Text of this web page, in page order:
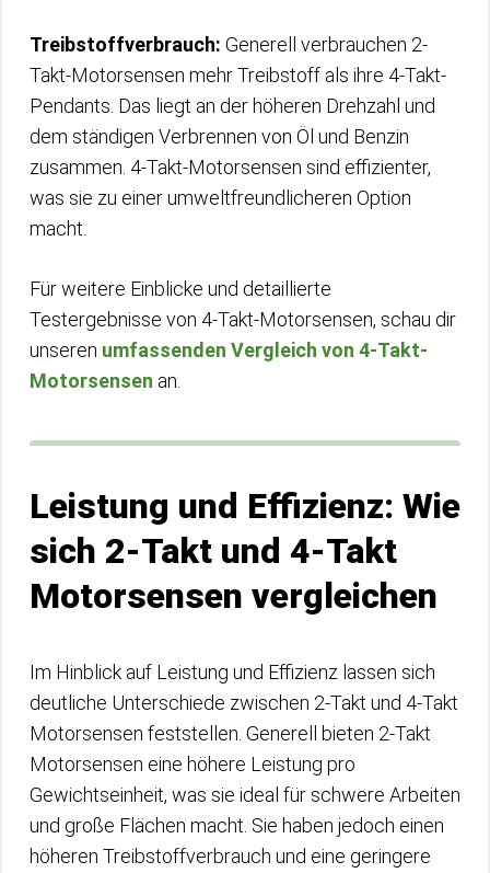
Treibstoffverbrauch: Generell verbrauchen 2-
Takt-Motorsensen mehr Treibstoff als ihre 4-Takt-
Pendants. Das liegt an der höheren Drehzahl und
dem ständigen Verbrennen von Öl und Benzin
zusammen. 4-Takt-Motorsensen sind effizienter,
was sie zu einer umweltfreundlicheren Option
macht.
Für weitere Einblicke und detaillierte
Testergebnisse von 4-Takt-Motorsensen, schau dir
unseren umfassenden Vergleich von 4-Takt-
Motorsensen an.
Leistung und Effizienz: Wie
sich 2-Takt und 4-Takt
Motorsensen vergleichen
Im Hinblick auf Leistung und Effizienz lassen sich
deutliche Unterschiede zwischen 2-Takt und 4-Takt
Motorsensen feststellen. Generell bieten 2-Takt
Motorsensen eine höhere Leistung pro
Gewichtseinheit, was sie ideal für schwere Arbeiten
und große Flächen macht. Sie haben jedoch einen
höheren Treibstoffverbrauch und eine geringere